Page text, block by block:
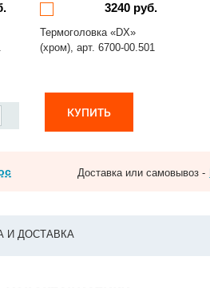
3240 руб.
Термоголовка «DX»
(хром), арт. 6700-00.501
КУПИТЬ
Доставка или самовывоз -
И ДОСТАВКА